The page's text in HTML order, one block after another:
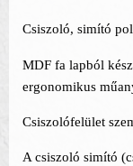
Csiszoló, simító
MDF fa lapból
ergonomikus
Csiszolófelület
A csiszoló simító